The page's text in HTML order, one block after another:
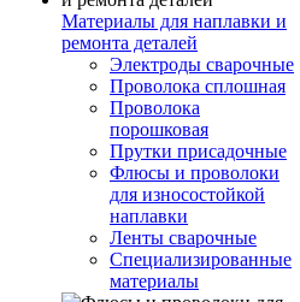
Материалы для наплавки и
ремонта деталей
Электроды сварочные
Проволока сплошная
Проволока
порошковая
Прутки присадочные
Флюсы и проволоки
для износостойкой
наплавки
Ленты сварочные
Специализированные
материалы